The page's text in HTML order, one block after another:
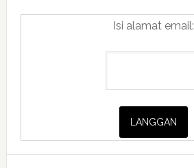
Isi alamat email: